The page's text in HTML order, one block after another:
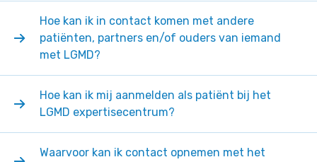
Hoe kan ik in contact komen met andere
patiënten, partners en/of ouders van iemand
met LGMD?
Hoe kan ik mij aanmelden als patiënt bij het
LGMD expertisecentrum?
Waarvoor kan ik contact opnemen met het